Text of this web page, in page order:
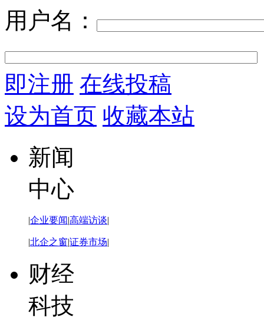
用户名：
即注册 在线投稿
设为首页 收藏本站
新闻
中心
|企业要闻|高端访谈|
|北企之窗|证券市场|
财经
科技